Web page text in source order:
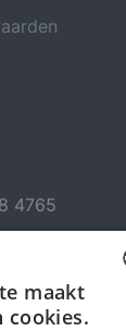
4765
maakt
cookies.